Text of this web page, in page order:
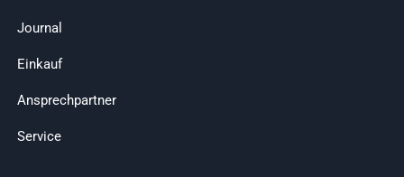
Journal
Einkauf
Ansprechpartner
Service